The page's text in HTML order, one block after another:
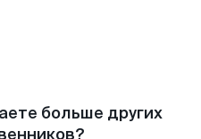
больше других